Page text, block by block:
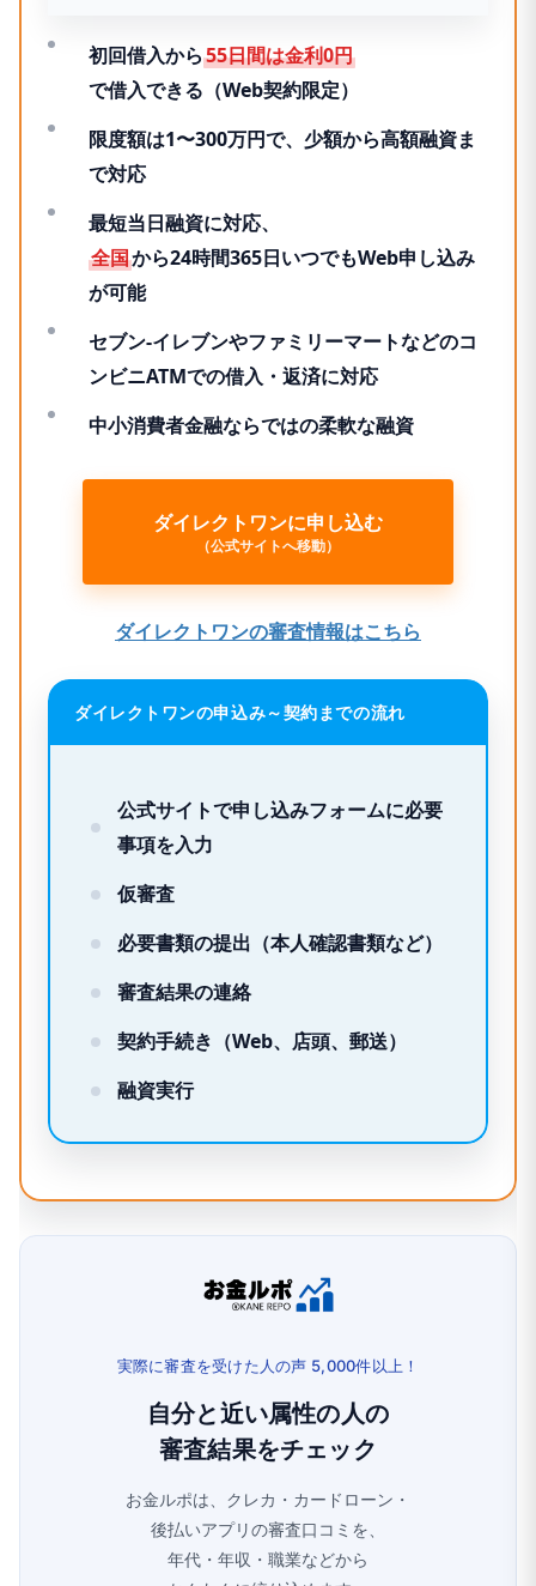
初回借入から55日間は金利0円
で借入できる（Web契約限定）
限度額は1〜300万円で、少額から高額融資ま
で対応
最短当日融資に対応、
全国から24時間365日いつでもWeb申し込み
が可能
セブン-イレブンやファミリーマートなどのコ
ンビニATMでの借入・返済に対応
中小消費者金融ならではの柔軟な融資
ダイレクトワンに申し込む
（公式サイトへ移動）
ダイレクトワンの審査情報はこちら
ダイレクトワンの申込み～契約までの流れ
公式サイトで申し込みフォームに必要
事項を入力
仮審査
必要書類の提出（本人確認書類など）
審査結果の連絡
契約手続き（Web、店頭、郵送）
融資実行
実際に審査を受けた人の声 5,000件以上！
自分と近い属性の人の
審査結果をチェック
お金ルポは、クレカ・カードローン・
後払いアプリの審査口コミを、
年代・年収・職業などから